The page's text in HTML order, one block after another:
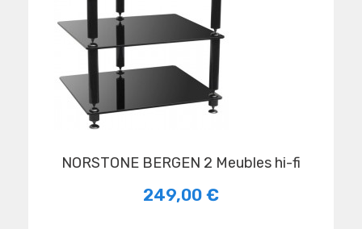
NORSTONE BERGEN 2 Meubles hi-fi
249,00 €